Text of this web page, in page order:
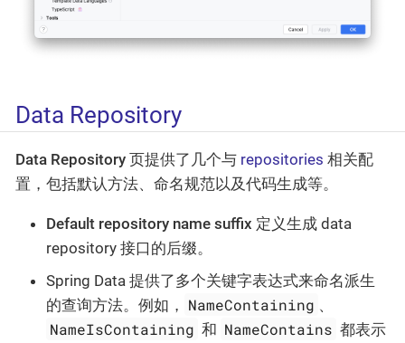
Data Repository
Data Repository 页提供了几个与 repositories 相关配
置，包括默认方法、命名规范以及代码生成等。
Default repository name suffix 定义生成 data
repository 接口的后缀。
Spring Data 提供了多个关键字表达式来命名派生
的查询方法。例如， NameContaining 、
NameIsContaining 和 NameContains 都表示